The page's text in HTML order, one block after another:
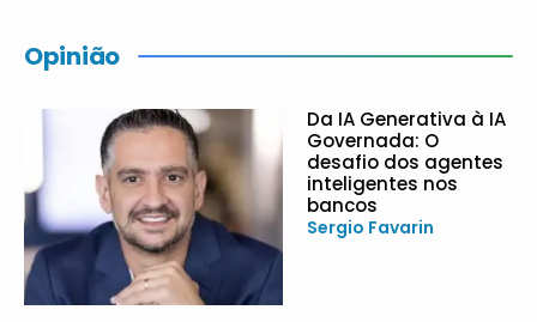
Opinião
Da IA Generativa à IA
Governada: O
desafio dos agentes
inteligentes nos
bancos
Sergio Favarin